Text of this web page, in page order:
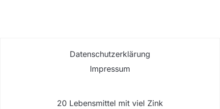
Datenschutzerklärung
Impressum
20 Lebensmittel mit viel Zink